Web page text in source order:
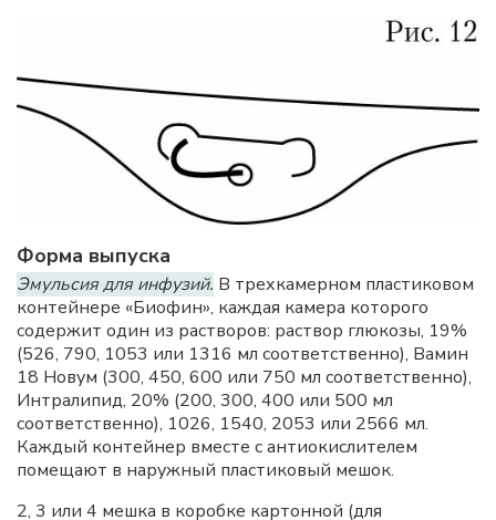
Форма выпуска
Эмульсия для инфузий. В трехкамерном пластиковом
контейнере «Биофин», каждая камера которого
содержит один из растворов: раствор глюкозы, 19%
(526, 790, 1053 или 1316 мл соответственно), Вамин
18 Новум (300, 450, 600 или 750 мл соответственно),
Интралипид, 20% (200, 300, 400 или 500 мл
соответственно), 1026, 1540, 2053 или 2566 мл.
Каждый контейнер вместе с антиокислителем
помещают в наружный пластиковый мешок.
2, 3 или 4 мешка в коробке картонной (для